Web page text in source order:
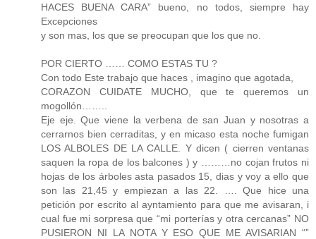
HACES BUENA CARA” bueno, no todos, siempre hay
Excepciones
y son mas, los que se preocupan que los que no.
POR CIERTO …… COMO ESTAS TU ?
Con todo Este trabajo que haces , imagino que agotada,
CORAZON CUIDATE MUCHO, que te queremos un
mogollón……..
Eje eje. Que viene la verbena de san Juan y nosotras a
cerrarnos bien cerraditas, y en micaso esta noche fumigan
LOS ALBOLES DE LA CALLE. Y dicen ( cierren ventanas
saquen la ropa de los balcones ) y ………no cojan frutos ni
hojas de los árboles asta pasados 15, dias y voy a ello que
son las 21,45 y empiezan a las 22. …. Que hice una
petición por escrito al ayntamiento para que me avisaran, i
cual fue mi sorpresa que “mi porterías y otra cercanas” NO
PUSIERON NI LA NOTA Y ESO QUE ME AVISARIAN “”